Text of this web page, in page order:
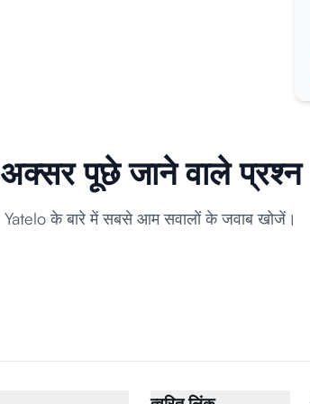
अक्सर पूछे जाने वाले प्रश्न
Yatelo के बारे में सबसे आम सवालों के जवाब खोजें।